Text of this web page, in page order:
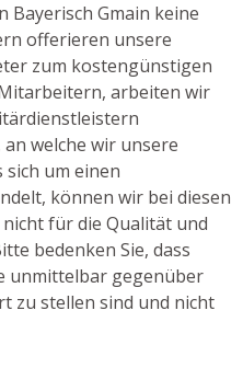
Bayerisch Gmain keine
offerieren unsere
zum kostengünstigen
arbeiten wir
welche wir unsere
um einen
können wir bei diesen
für die Qualität und
bedenken Sie, dass
unmittelbar gegenüber
zu stellen sind und nicht